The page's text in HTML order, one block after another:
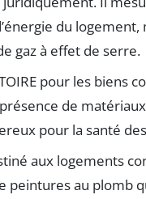
du logement,
gaz à effet de serre.
pour les biens
de
pour la santé
aux logements
peintures au plomb